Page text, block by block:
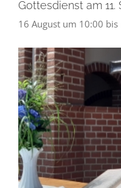
Gottesdienst am 11.
16 August um 10:00 bis